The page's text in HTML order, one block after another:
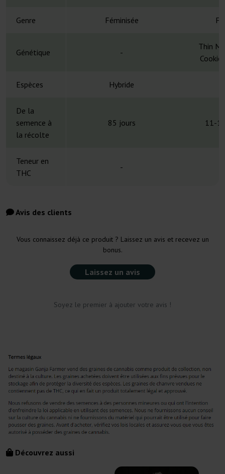
Genre Féminisée
Génétique -
Thin
Espèces Hybride
De la
semence à
la récolte
85 jours 11-
Teneur en
THC
-
Avis des clients
Vous connaissez déjà ce produit ? Laissez un avis et recevez un
bonus.
Laissez un avis
Soyez le premier à ajouter votre avis !
Découvrez aussi